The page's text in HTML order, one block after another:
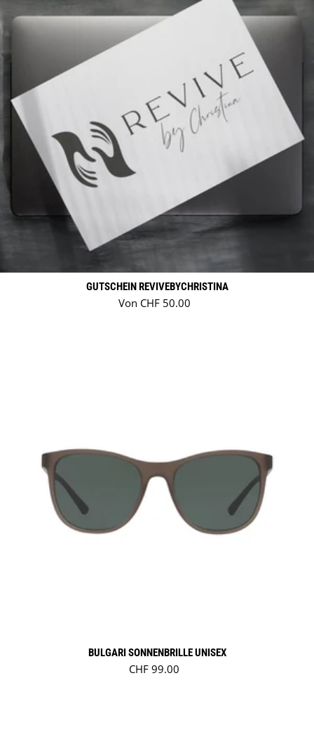
GUTSCHEIN REVIVEBYCHRISTINA
Regulärer Preis
Von CHF 50.00
BULGARI SONNENBRILLE UNISEX
Regulärer Preis
CHF 99.00